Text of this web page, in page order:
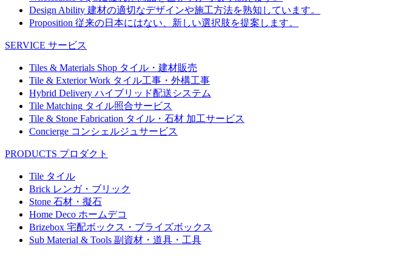
Design Ability 建材の適切なデザインや施工方法を熟知しています。
Proposition 従来の日本にはない、新しい選択肢を提案します。
SERVICE サービス
Tiles & Materials Shop タイル・建材販売
Tile & Exterior Work タイル工事・外構工事
Hybrid Delivery ハイブリッド配送システム
Tile Matching タイル照合サービス
Tile & Stone Fabrication タイル・石材 加工サービス
Concierge コンシェルジュサービス
PRODUCTS プロダクト
Tile タイル
Brick レンガ・ブリック
Stone 石材・擬石
Home Deco ホームデコ
Brizebox 宅配ボックス・ブライズボックス
Sub Material & Tools 副資材・道具・工具